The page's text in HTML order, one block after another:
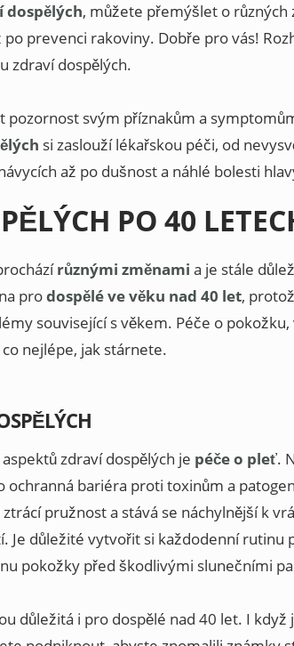
dospělých, můžete přemýšlet o různých
prevenci rakoviny. Dobře pro vás!
zdraví dospělých.
pozornost svým příznakům a
si zaslouží lékařskou péči, od
až po dušnost a náhlé bolesti
PO 40
různými změnami a je stále
prodospělé ve věku nad 40 let,
související s věkem. Péče o
nejlépe, jak stárnete.
zdraví dospělých je péče o pleť.
ochranná bariéra proti toxinům a
pružnost a stává se náchylnější k
Je důležité vytvořit si každodenní rutinu
pokožky před škodlivými slunečními
důležitá i pro dospělé nad 40 let. I